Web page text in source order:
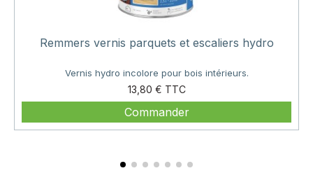
Remmers vernis parquets et escaliers hydro
Vernis hydro incolore pour bois intérieurs.
13,80 €
Prix
Commander